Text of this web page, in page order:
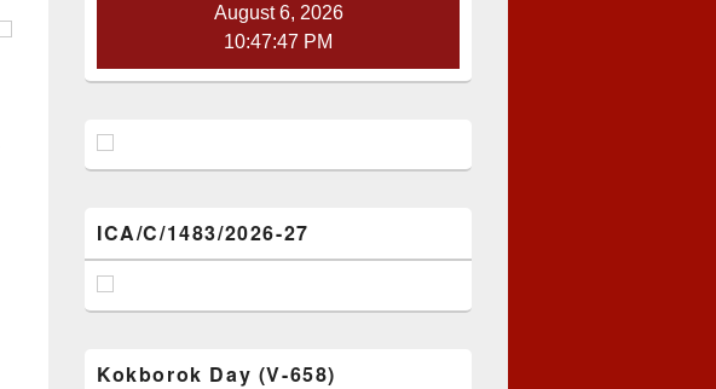
August 6, 2026
10:47:48 PM
ICA/C/1483/2026-27
Kokborok Day (V-658)